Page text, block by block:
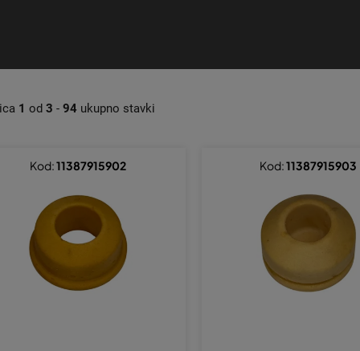
1 od 3 - 94 ukupno stavki
Kod:11387915902 Kod:11387915903